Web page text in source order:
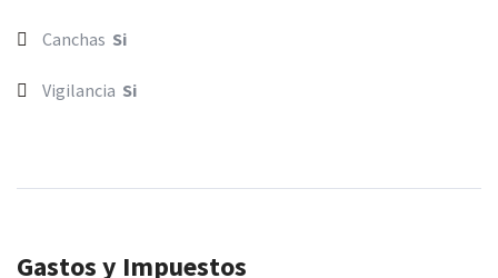
Canchas Si
Vigilancia Si
Gastos y Impuestos